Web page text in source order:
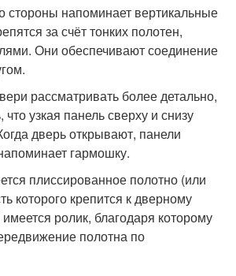
стороны напоминает вертикальные
за счёт тонких полотен,
Они обеспечивают соединение
рассматривать более детально,
узкая панель сверху и снизу
дверь открывают, панели
гармошку.
плиссированное полотно (или
которого крепится к дверному
ролик, благодаря которому
полотна по